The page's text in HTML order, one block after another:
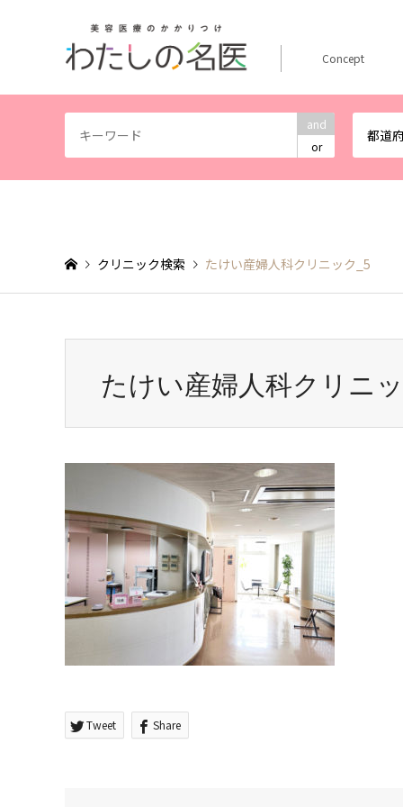
and
or
都道
Concept
クリニック検索 たけい産婦人科クリニック_5
たけい産婦人科クリニ
Tweet Share